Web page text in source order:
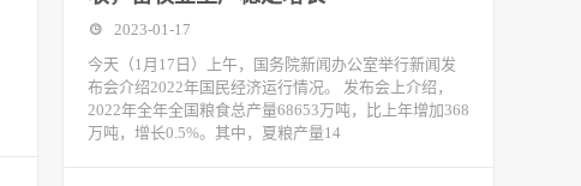
2023-01-17
今天（1月17日）上午，国务院新闻办公室举行新闻发
布会介绍2022年国民经济运行情况。 发布会上介绍，
2022年全年全国粮食总产量68653万吨，比上年增加368
万吨，增长0.5%。其中，夏粮产量14